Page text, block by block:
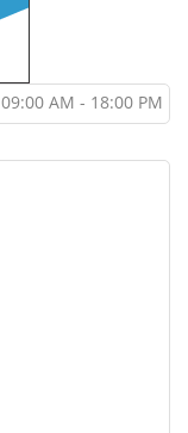
09:00 AM - 18:00 PM